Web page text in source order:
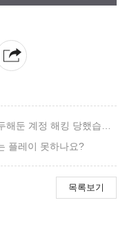
둔 계정 해킹 당했습니다.
플레이 못하나요?
목록보기